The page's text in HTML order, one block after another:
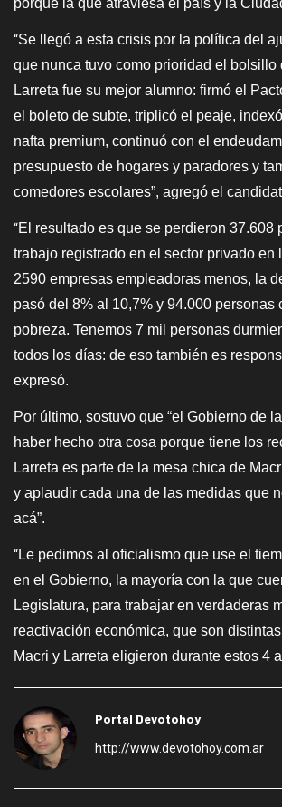
porque la que atraviesa el país y la
“Se llegó a esta crisis por la política del
que nunca tuvo como prioridad el bolsillo
Larreta fue su mejor alumno: firmó el
el boleto de subte, triplicó el peaje,
nafta premium, continuó con el
presupuesto de hogares y paradores y
comedores escolares”, agregó el
“El resultado es que se perdieron 37.608
trabajo registrado en el sector privado en
2590 empresas empleadoras menos, la
pasó del 8% al 10,7% y 94.000 personas
pobreza. Tenemos 7 mil personas
todos los días: de eso también es
expresó.
Por último, sostuvo que “el Gobierno de
haber hecho otra cosa porque tiene los
Larreta es parte de la mesa chica de
y aplaudir cada una de las medidas que
acá”.
“Le pedimos al oficialismo que use el
en el Gobierno, la mayoría con la que
Legislatura, para trabajar en verdaderas
reactivación económica, que son
Macri y Larreta eligieron durante estos 4
Portal Devotohoy
http://www.devotohoy.com.ar